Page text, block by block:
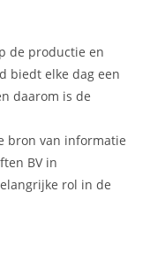
de productie en
biedt elke dag een
daarom is de
bron van informatie
BV in
rol in de